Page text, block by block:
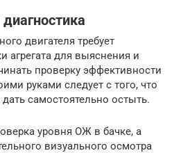
двигателя требует
агрегата для выяснения и
проверку эффективности
руками следует с того, что
самостоятельно остыть.
уровня ОЖ в бачке, а
визуального осмотра